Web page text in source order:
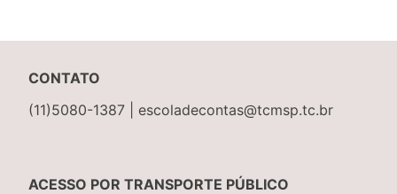
CONTATO
(11)5080-1387 | escoladecontas@tcmsp.tc.br
ACESSO POR TRANSPORTE PÚBLICO